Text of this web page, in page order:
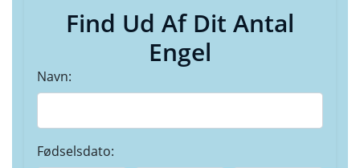
Find Ud Af Dit Antal
Engel
Navn:
Fødselsdato: